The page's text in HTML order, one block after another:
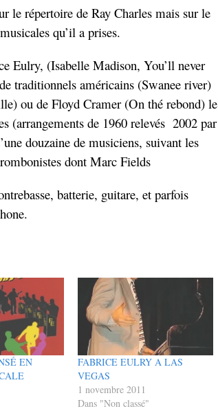
le répertoire de Ray Charles mais sur le
qu’il a prises.
Eulry, (Isabelle Madison, You’ll never
traditionnels américains (Swanee river)
ou de Floyd Cramer (On thé rebond) le
(arrangements de 1960 relevés 2002 par
douzaine de musiciens, suivant les
dont Marc Fields
batterie, guitare, et parfois
EN
FABRICE EULRY A LAS
VEGAS
1 novembre 2011
Dans "Non classé"